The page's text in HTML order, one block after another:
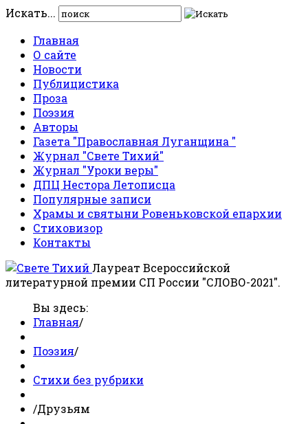
Искать...
Главная
О сайте
Новости
Публицистика
Проза
Поэзия
Авторы
Газета "Православная Луганщина "
Журнал "Свете Тихий"
Журнал "Уроки веры"
ДПЦ Нестора Летописца
Популярные записи
Храмы и святыни Ровеньковской епархии
Стиховизор
Контакты
Лауреат Всероссийской
литературной премии СП России "СЛОВО-2021".
Вы здесь:
Главная/
Поэзия/
Стихи без рубрики
/Друзьям